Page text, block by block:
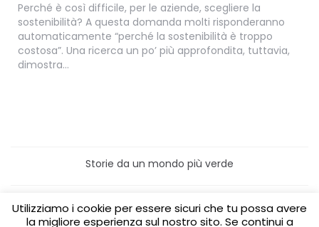
Perché è così difficile, per le aziende, scegliere la
sostenibilità? A questa domanda molti risponderanno
automaticamente “perché la sostenibilità è troppo
costosa”. Una ricerca un po’ più approfondita, tuttavia,
dimostra…
Storie da un mondo più verde
Home
Turismo sostenibile
Laboratori/Visite per le scuole
Utilizziamo i cookie per essere sicuri che tu possa avere
la migliore esperienza sul nostro sito. Se continui a